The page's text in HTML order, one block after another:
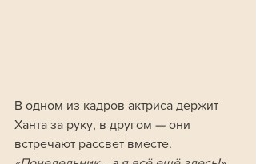
В одном из кадров актриса держит
Ханта за руку, в другом — они
встречают рассвет вместе.